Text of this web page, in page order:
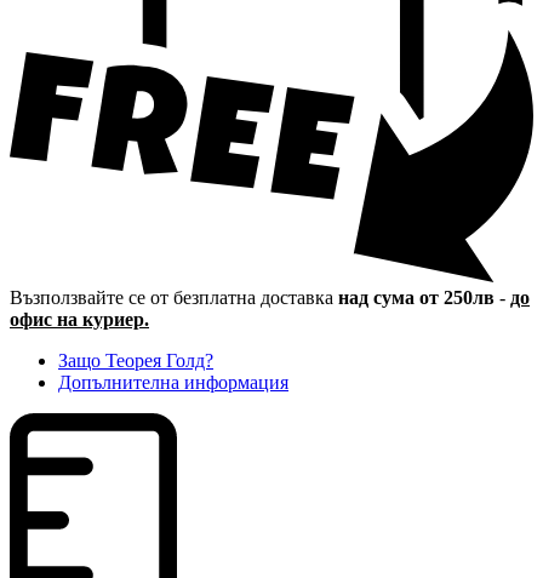
Възползвайте се от безплатна доставка над сума от 250лв - до
офис на куриер.
Защо Теорея Голд?
Допълнителна информация